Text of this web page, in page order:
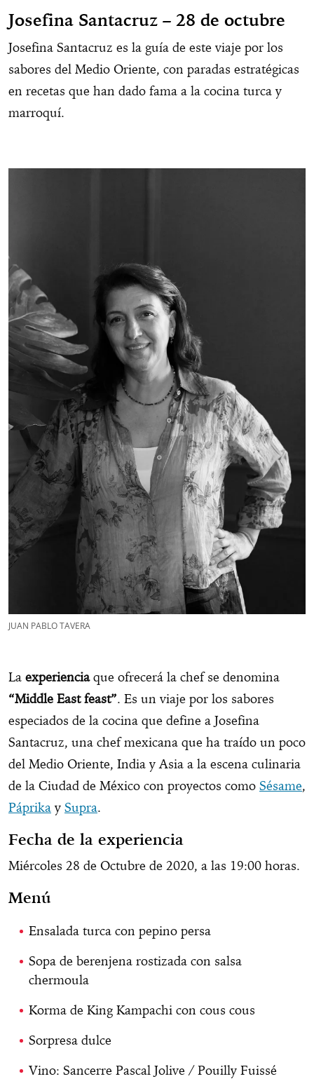
Josefina Santacruz – 28 de octubre
Josefina Santacruz es la guía de este viaje por los
sabores del Medio Oriente, con paradas estratégicas
en recetas que han dado fama a la cocina turca y
marroquí.
JUAN PABLO TAVERA
La experienciaque ofrecerá la chef se denomina
“Middle East feast”. Es un viaje por los sabores
especiados de la cocina que define a Josefina
Santacruz, una chef mexicana que ha traído un poco
del Medio Oriente, India y Asia a la escena culinaria
de la Ciudad de México con proyectos como Sésame,
Páprika y Supra.
Fecha de la experiencia
Miércoles 28 de Octubre de 2020, a las 19:00 horas.
Menú
Ensalada turca con pepino persa
Sopa de berenjena rostizada con salsa
chermoula
Korma de King Kampachi con cous cous
Sorpresa dulce
Vino: Sancerre Pascal Jolive / Pouilly Fuissé